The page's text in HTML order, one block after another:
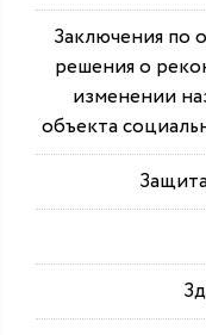
Заключения по
решения о
изменении
объекта